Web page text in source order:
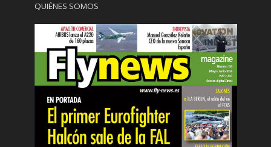
QUIÉNES SOMOS